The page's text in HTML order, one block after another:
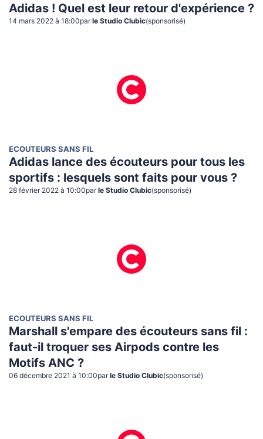
Adidas ! Quel est leur retour d'expérience ?
14 mars 2022 à 18:00par le Studio Clubic(sponsorisé)
ECOUTEURS SANS FIL
Adidas lance des écouteurs pour tous les
sportifs : lesquels sont faits pour vous ?
28 février 2022 à 10:00par le Studio Clubic(sponsorisé)
ECOUTEURS SANS FIL
Marshall s'empare des écouteurs sans fil :
faut-il troquer ses Airpods contre les
Motifs ANC ?
06 décembre 2021 à 10:00par le Studio Clubic(sponsorisé)